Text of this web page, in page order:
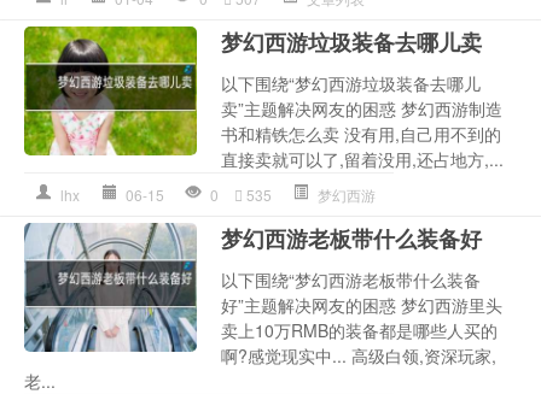
梦幻西游垃圾装备去哪儿卖
以下围绕“梦幻西游垃圾装备去哪儿
卖”主题解决网友的困惑 梦幻西游制造
书和精铁怎么卖 没有用,自己用不到的
直接卖就可以了,留着没用,还占地方,...
lhx 06-15 0 535 梦幻西游
梦幻西游老板带什么装备好
以下围绕“梦幻西游老板带什么装备
好”主题解决网友的困惑 梦幻西游里头
卖上10万RMB的装备都是哪些人买的
啊?感觉现实中... 高级白领,资深玩家,
老...